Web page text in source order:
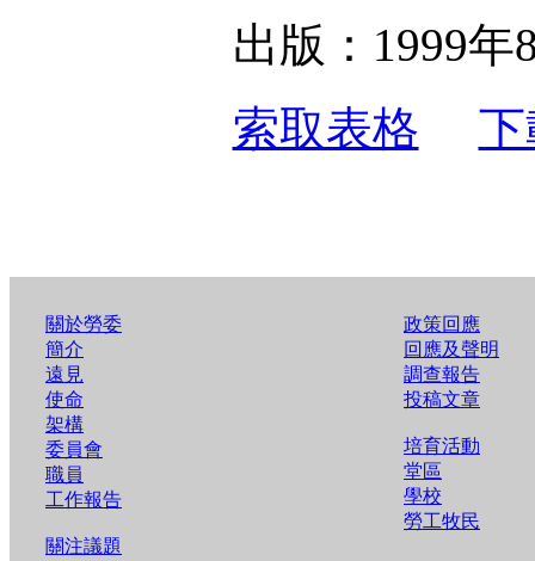
出版：1999年
索取表格
關於勞委
簡介
遠見
使命
架構
委員會
職員
工作報告
關注議題
政策回應
回應及聲明
調查報告
投稿文章
培育活動
堂區
學校
勞工牧民